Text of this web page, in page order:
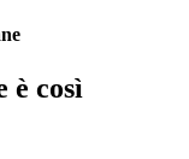
è così